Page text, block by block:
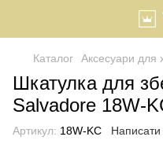
Каталог Аксесуари для
Шкатулка для
Salvadore 18W-
Артикул: 18W-KC Написати